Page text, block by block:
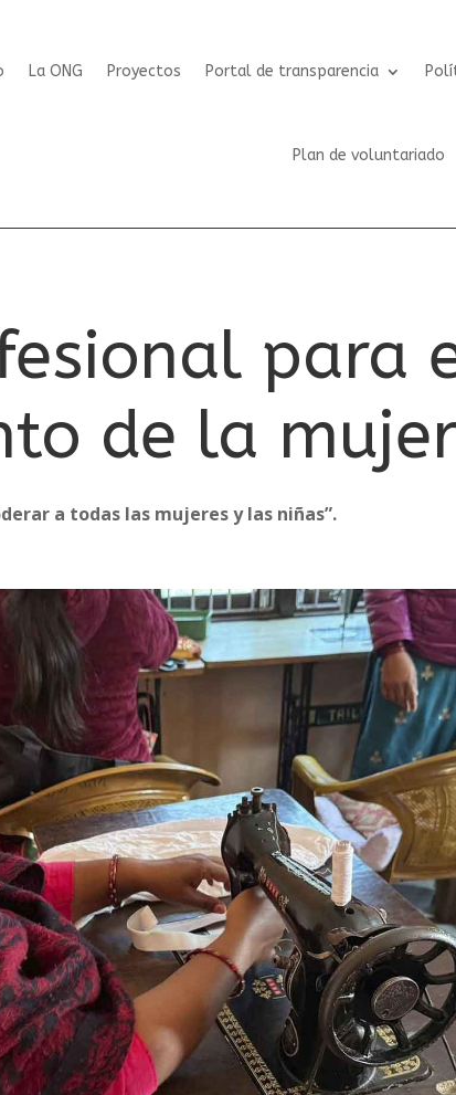
La ONG Proyectos Portal de transparencia
Plan de voluntariado
para
de la
a todas las mujeres y las niñas”.